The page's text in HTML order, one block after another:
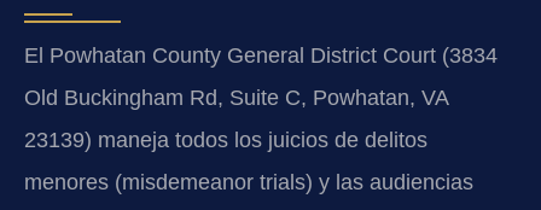
El Powhatan County General District Court (3834
Old Buckingham Rd, Suite C, Powhatan, VA
23139) maneja todos los juicios de delitos
menores (misdemeanor trials) y las audiencias